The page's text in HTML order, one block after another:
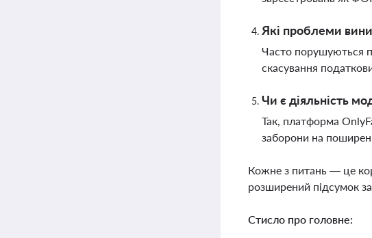
Які проблеми
Часто порушуються
скасування
Чи є діяльність
Так, платформа
заборони на
Кожне з питань — це
розширений підсумок
Стисло про головне: